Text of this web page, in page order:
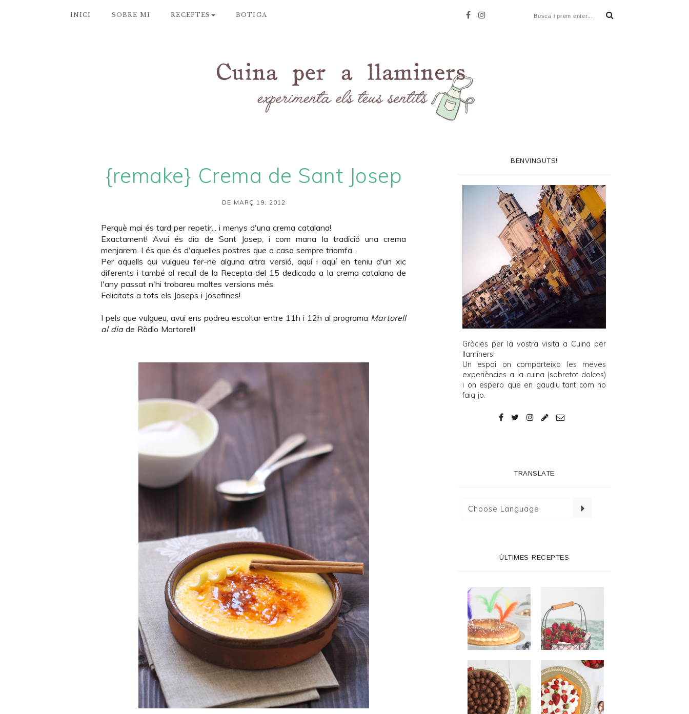
INICI SOBRE MI RECEPTES BOTIGA
{remake} Crema de Sant Josep
DE MARÇ 19, 2012
Perquè mai és tard per repetir... i menys d'una crema catalana!
Exactament! Avui és dia de Sant Josep, i com mana la tradició una crema
menjarem. I és que és d'aquelles postres que a casa sempre triomfa.
Per aquells qui vulgueu fer-ne alguna altra versió, aquíi aquíen teniu d'un xic
diferents i també al recull de la Recepta del 15 dedicada a la crema catalana de
l'any passat n'hi trobareu moltes versions més.
Felicitats a tots els Joseps i Josefines!
I pels que vulgueu, avui ens podreu escoltar entre 11h i 12h al programa Martorell
al diade Ràdio Martorell!
BENVINGUTS!
Gràcies per la vostra visita a Cuina per
llaminers!
Un espai on comparteixo les meves
experiències a la cuina (sobretot dolces)
i on espero que en gaudiu tant com ho
faig jo.
TRANSLATE
ÚLTIMES RECEPTES